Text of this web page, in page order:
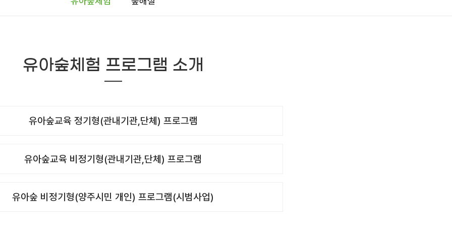
유아숲체험 프로그램 소개
유아숲교육 정기형(관내기관,단체) 프로그램
유아숲교육 비정기형(관내기관,단체) 프로그램
유아숲 비정기형(양주시민 개인) 프로그램(시범사업)